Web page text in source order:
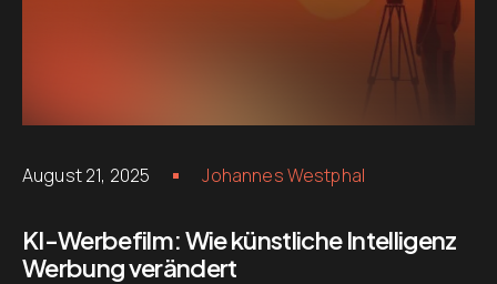
August 21, 2025 Johannes Westphal
KI-Werbefilm: Wie künstliche Intelligenz
Werbung verändert